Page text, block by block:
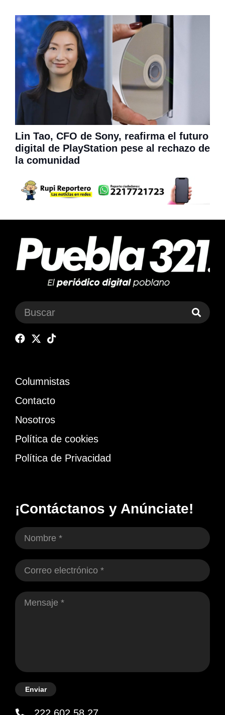
Lin Tao, CFO de Sony, reafirma el futuro
digital de PlayStation pese al rechazo de
la comunidad
Columnistas
Contacto
Nosotros
Política de cookies
Política de Privacidad
¡Contáctanos y Anúnciate!
Enviar